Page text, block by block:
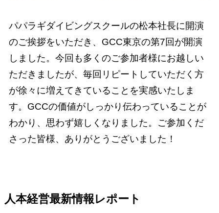
パパラギダイビングスクールの松本社長に開演
のご挨拶をいただき、GCC東京の第7回が開演
しました。今回も多くのご参加者様にお越しい
ただきましたが、毎回リピートしていただく方
が徐々に増えてきていることを実感いたしま
す。GCCの価値がしっかり伝わっていることが
わかり、思わず嬉しくなりました。ご参加くだ
さった皆様、ありがとうございました！
人本経営最新情報レポート